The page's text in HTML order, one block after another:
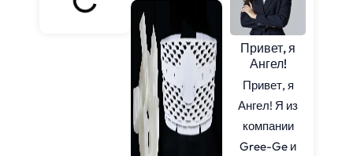
Привет, я
Ангел!
Привет, я
Ангел! Я из
компании
Gree-Ge и